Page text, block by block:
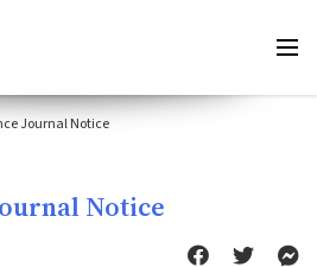
Journal Notice
Notice